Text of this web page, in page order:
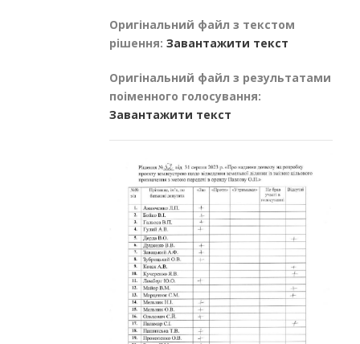
Оригінальний файл з текстом
рішення: Завантажити текст
Оригінальний файл з результатами
поіменного голосування:
Завантажити текст